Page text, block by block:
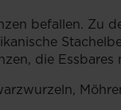
befallen. Zu
die